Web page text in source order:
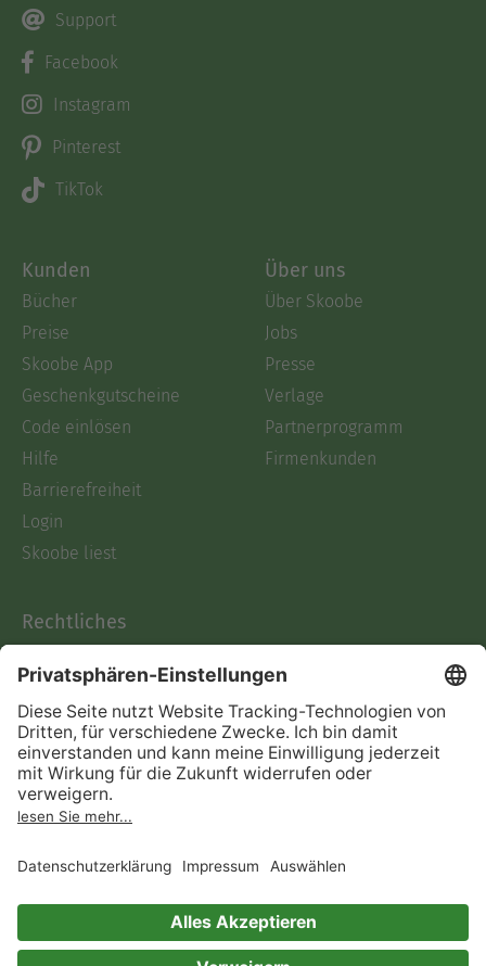
Support
Facebook
Instagram
Pinterest
TikTok
Kunden
Bücher
Preise
Skoobe App
Geschenkgutscheine
Code einlösen
Hilfe
Barrierefreiheit
Login
Skoobe liest
Über uns
Über Skoobe
Jobs
Presse
Verlage
Partnerprogramm
Firmenkunden
Rechtliches
AGB
Informationen nach Data
Act
Verträge hier kündigen
Impressum
Immer ein gutes Buch